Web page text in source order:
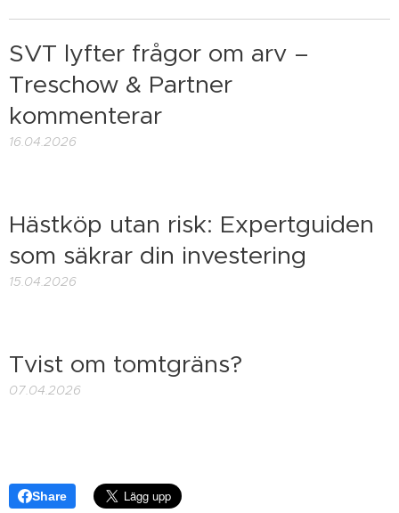
SVT lyfter frågor om arv –
Treschow & Partner
kommenterar
16.04.2026
Hästköp utan risk: Expertguiden
som säkrar din investering
15.04.2026
Tvist om tomtgräns?
07.04.2026
Share